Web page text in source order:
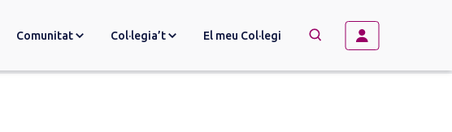
Comunitat Col·legia’t El meu Col·legi